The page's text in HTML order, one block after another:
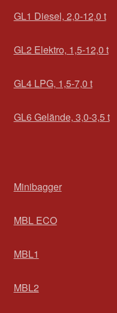
GL1 Diesel, 2,0-12,0 t
GL2 Elektro, 1,5-12,0 t
GL4 LPG, 1,5-7,0 t
GL6 Gelände, 3,0-3,5 t
Minibagger
MBL ECO
MBL1
MBL2